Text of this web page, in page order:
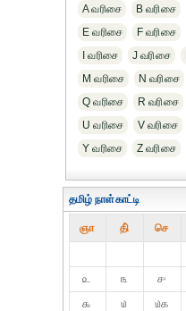
A வரிசை B வரிசை
E வரிசை
F வரிசை
I வரிசை
J வரிசை
M வரிசை
N வரிசை
Q வரிசை
R வரிசை
U வரிசை
V வரிசை
Y வரிசை
Z வரிசை
தமிழ் நாள்காட்டி
ஞா தி் செ
௨
௩ ௪
௯
௰ ௰௧